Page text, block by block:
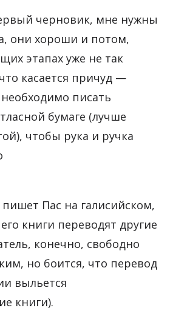
черновик, мне нужны
они хороши и потом,
этапах уже не так
касается причуд —
писать
бумаге (лучше
чтобы рука и ручка
Пас на галисийском,
книги переводят другие
конечно, свободно
но боится, что перевод
выльется
книги).